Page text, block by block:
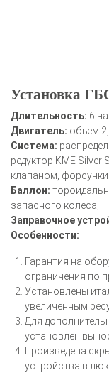
Установка
Длительность: 6
Двигатель: объем
Система:
редуктор KME
клапаном, форсунки
Баллон:
запасного колеса;
Заправочное
Особенности:
Гарантия на
ограничения по
Установлены
увеличенным
Для
установлен
Произведена
устройства в